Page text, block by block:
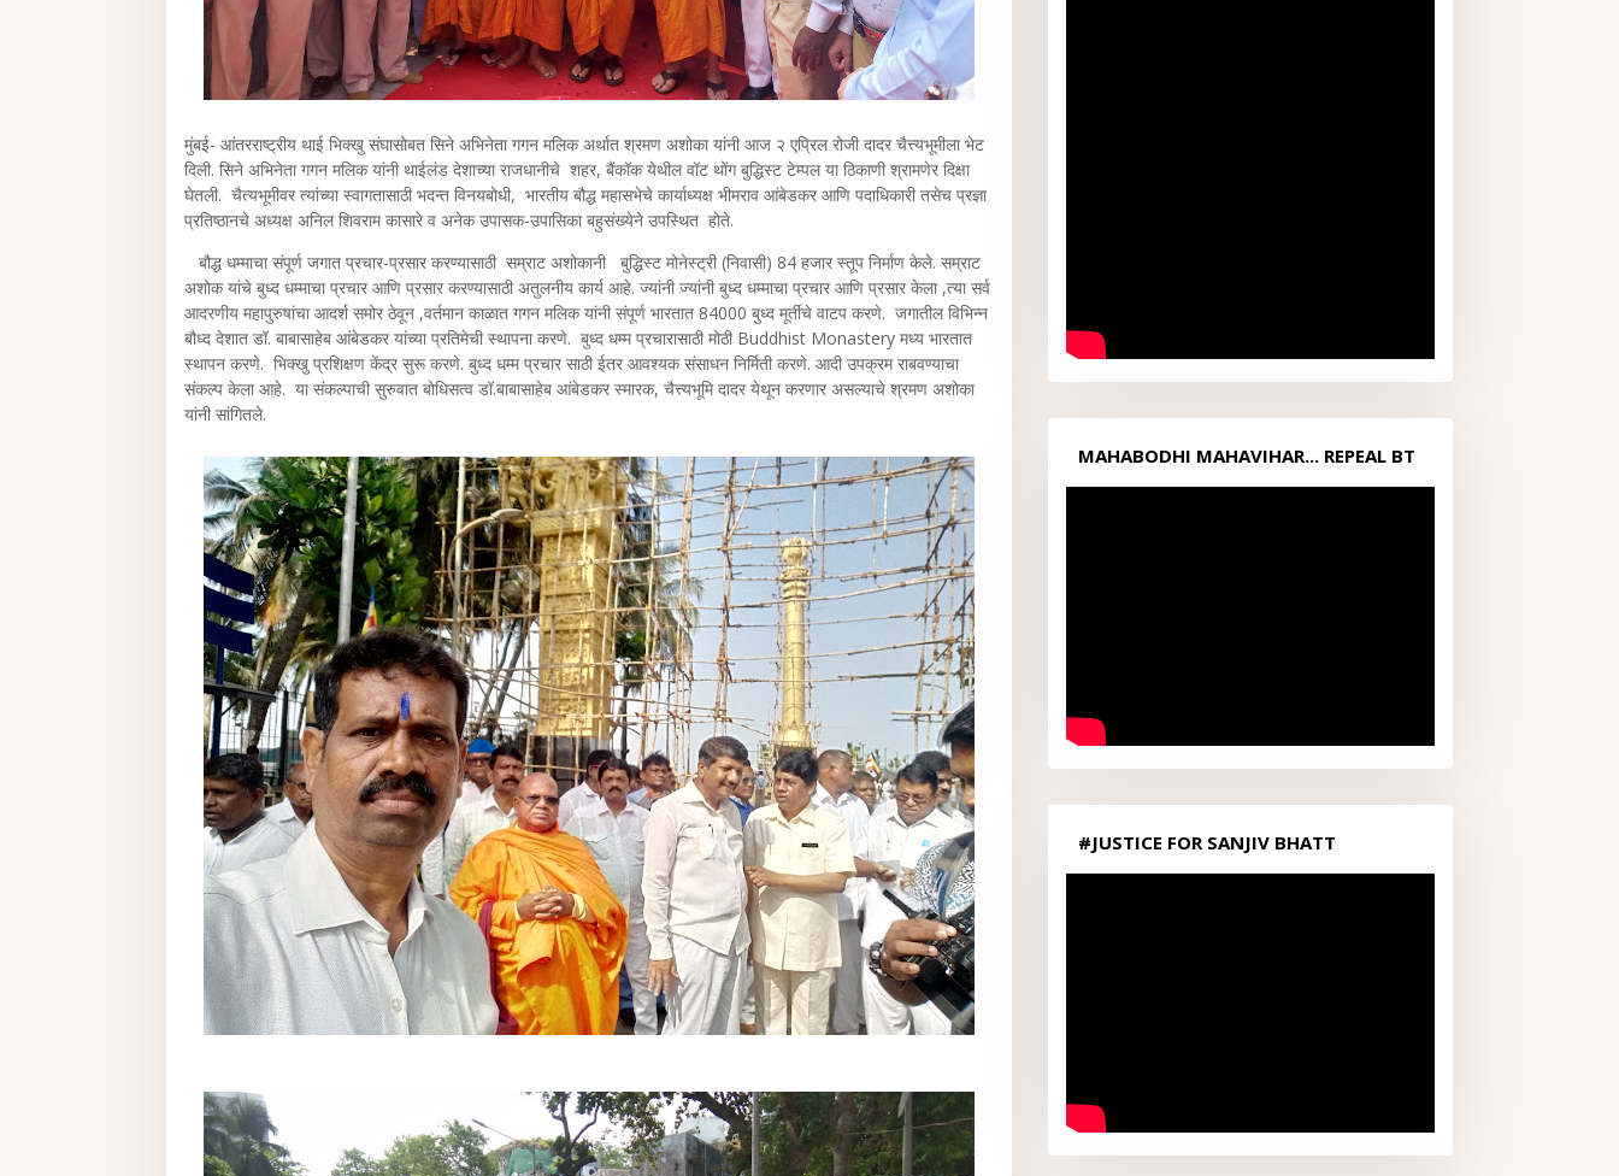
मुंबई- आंतरराष्ट्रीय थाई भिक्खु संघासोबत सिने अभिनेता गगन मलिक अर्थात श्रमण अशोका यांनी आज २ एप्रिल रोजी दादर चैत्त्यभूमीला भेट
दिली. सिने अभिनेता गगन मलिक यांनी थाईलंड देशाच्या राजधानीचे शहर, बैंकॉक येथील वॉट थोंग बुद्धिस्ट टेम्पल या ठिकाणी श्रामणेर दिक्षा
घेतली. चैत्यभूमीवर त्यांच्या स्वागतासाठी भदन्त विनयबोधी, भारतीय बौद्ध महासभेचे कार्याध्यक्ष भीमराव आंबेडकर आणि पदाधिकारी तसेच प्रज्ञा
प्रतिष्ठानचे अध्यक्ष अनिल शिवराम कासारे व अनेक उपासक-उपासिका बहुसंख्येने उपस्थित होते.
बौद्ध धम्माचा संपूर्ण जगात प्रचार-प्रसार करण्यासाठी सम्राट अशोकानी बुद्धिस्ट मोनेस्ट्री (निवासी) 84 हजार स्तूप निर्माण केले. सम्राट
अशोक यांचे बुध्द धम्माचा प्रचार आणि प्रसार करण्यासाठी अतुलनीय कार्य आहे. ज्यांनी ज्यांनी बुध्द धम्माचा प्रचार आणि प्रसार केला ,त्या सर्व
आदरणीय महापुरुषांचा आदर्श समोर ठेवून ,वर्तमान काळात गगन मलिक यांनी संपूर्ण भारतात 84000 बुध्द मूर्तीचे वाटप करणे. जगातील विभिन्न
बौध्द देशात डॉ. बाबासाहेब आंबेडकर यांच्या प्रतिमेची स्थापना करणे. बुध्द धम्म प्रचारासाठी मोठी Buddhist Monastery मध्य भारतात
स्थापन करणे. भिक्खु प्रशिक्षण केंद्र सुरू करणे. बुध्द धम्म प्रचार साठी ईतर आवश्यक संसाधन निर्मिती करणे. आदी उपक्रम राबवण्याचा
संकल्प केला आहे. या संकल्पाची सुरुवात बोधिसत्व डॉ.बाबासाहेब आंबेडकर स्मारक, चैत्त्यभूमि दादर येथून करणार असल्याचे श्रमण अशोका
यांनी सांगितले.
MAHABODHI MAHAVIHAR... REPEAL BT
ACT1949...
#JUSTICE FOR SANJIV BHATT